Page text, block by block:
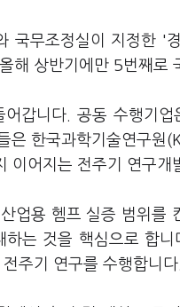
국무조정실이 지정한 '
해 상반기에만 5번째로
갑니다. 공동 수행기업
은 한국과학기술연구원
이어지는 전주기 연구개
업용 헴프 실증 범위를
는 것을 핵심으로 합
주기 연구를 수행합니다.